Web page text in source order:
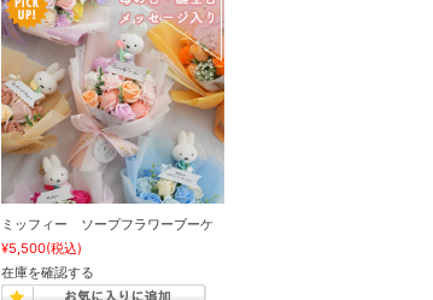
ミッフィー ソープフラワーブーケ
¥5,500(税込)
在庫を確認する